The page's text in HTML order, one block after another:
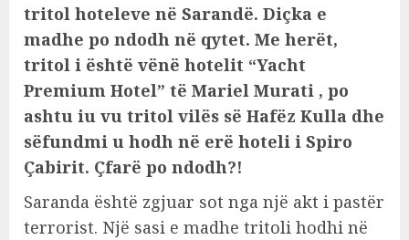
tritol hoteleve në Sarandë. Diçka e
madhe po ndodh në qytet. Me herët,
tritol i është vënë hotelit “Yacht
Premium Hotel” të Mariel Murati , po
ashtu iu vu tritol vilës së Hafëz Kulla dhe
sëfundmi u hodh në erë hoteli i Spiro
Çabirit. Çfarë po ndodh?!
Saranda është zgjuar sot nga një akt i pastër
terrorist. Një sasi e madhe tritoli hodhi në